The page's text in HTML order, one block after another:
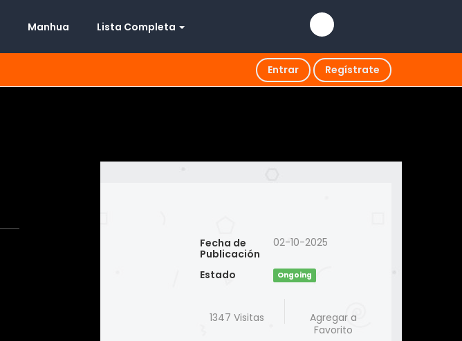
Manhua Lista Completa
Entrar Regístrate
Fecha de
Publicación
02-10-2025
Estado Ongoing
1347 Visitas
Agregar a
Favorito